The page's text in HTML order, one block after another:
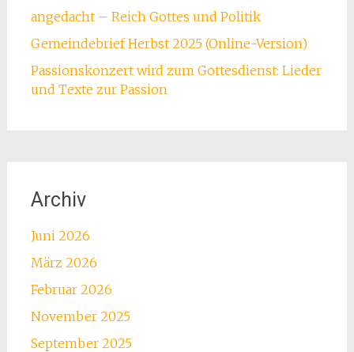
angedacht – Reich Gottes und Politik
Gemeindebrief Herbst 2025 (Online-Version)
Passionskonzert wird zum Gottesdienst: Lieder
und Texte zur Passion
Archiv
Juni 2026
März 2026
Februar 2026
November 2025
September 2025